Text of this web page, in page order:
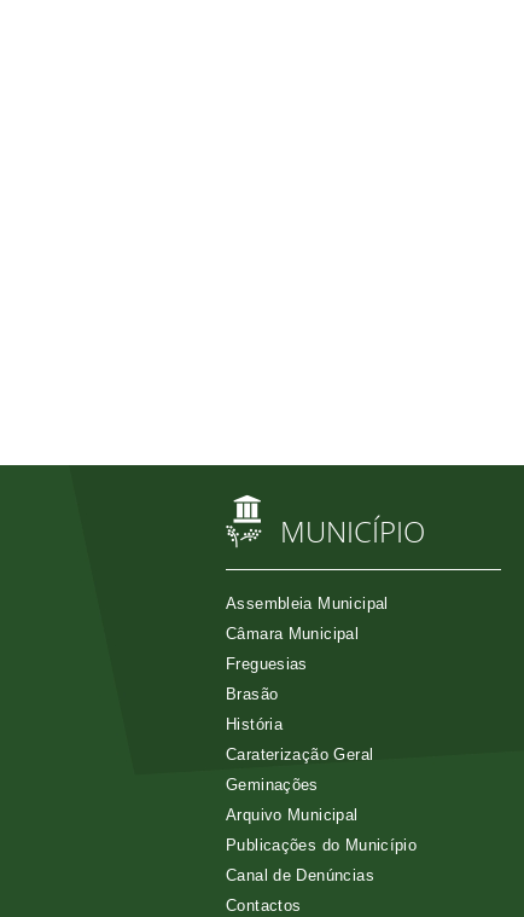
MUNICÍPIO
Assembleia Municipal
Câmara Municipal
Freguesias
Brasão
História
Caraterização Geral
Geminações
Arquivo Municipal
Publicações do Município
Canal de Denúncias
Contactos